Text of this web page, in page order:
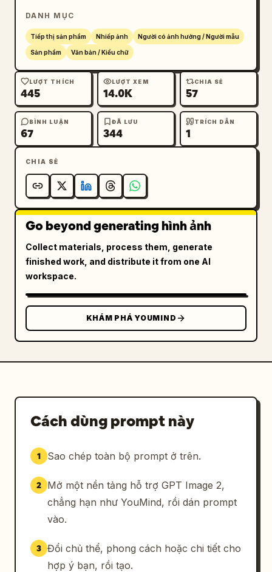
DANH MỤC
Tiếp thị sản phẩm Nhiếp ảnh Người có ảnh hưởng / Người mẫu
Sản phẩm Văn bản / Kiểu chữ
LƯỢT THÍCH
445
LƯỢT XEM
14.0K
CHIA SẺ
57
BÌNH LUẬN
67
ĐÃ LƯU
344
TRÍCH DẪN
1
CHIA SẺ
Go beyond generating hình ảnh
Collect materials, process them, generate
finished work, and distribute it from one AI
workspace.
KHÁM PHÁ YOUMIND
Cách dùng prompt này
1 Sao chép toàn bộ prompt ở trên.
2
Mở một nền tảng hỗ trợ GPT Image 2,
chẳng hạn như YouMind, rồi dán prompt
vào.
3 Đổi chủ thể, phong cách hoặc chi tiết cho
hợp ý bạn, rồi tạo.